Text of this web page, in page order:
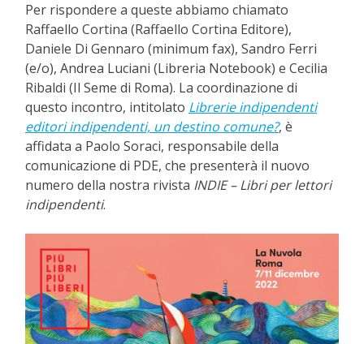
Per rispondere a queste abbiamo chiamato
Raffaello Cortina (Raffaello Cortina Editore),
Daniele Di Gennaro (minimum fax), Sandro Ferri
(e/o), Andrea Luciani (Libreria Notebook) e Cecilia
Ribaldi (Il Seme di Roma). La coordinazione di
questo incontro, intitolato Librerie indipendenti
editori indipendenti, un destino comune?, è
affidata a Paolo Soraci, responsabile della
comunicazione di PDE, che presenterà il nuovo
numero della nostra rivista INDIE – Libri per lettori
indipendenti.